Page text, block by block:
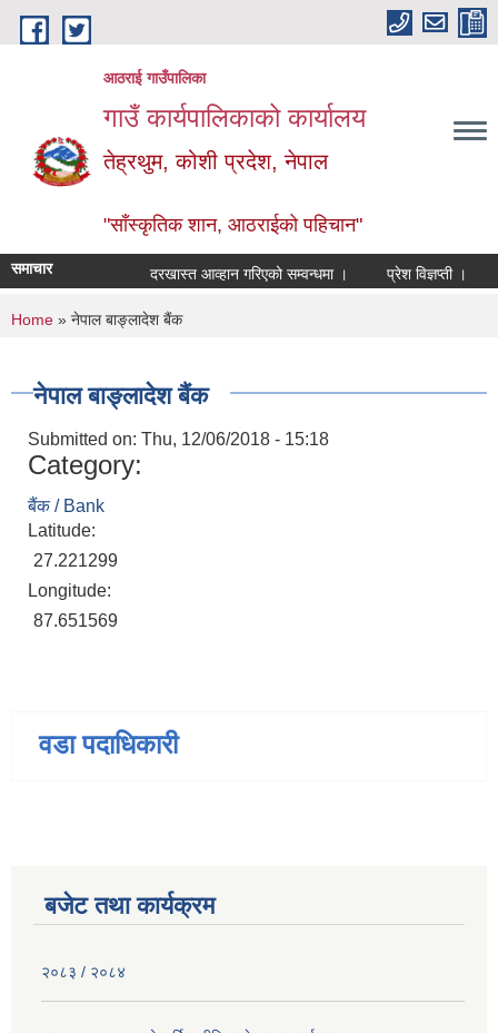
Skip to main content
आठराई गाउँपालिका
गाउँ कार्यपालिकाको कार्यालय
तेह्रथुम, कोशी प्रदेश, नेपाल
"साँस्कृतिक शान, आठराईको पहिचान"
समाचार दरखास्त आव्हान गरिएको सम्वन्धमा । प्रेश विज्ञप्ती ।
You are here
Home » नेपाल बाङ्लादेश बैंक
नेपाल बाङ्लादेश बैंक
Submitted on: Thu, 12/06/2018 - 15:18
Category:
बैंक / Bank
Latitude:
27.221299
Longitude:
87.651569
वडा पदाधिकारी
बजेट तथा कार्यक्रम
२०८३ / २०८४